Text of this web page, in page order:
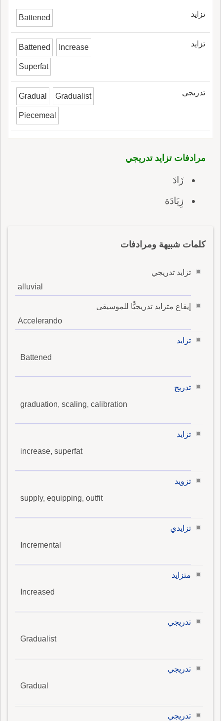
تزايد Battened
تزايد Battened Increase
Superfat
تدريجي Gradual Gradualist
Piecemeal
مرادفات تزايد تدريجي
زَادَ
زِيَادَة
كلمات شبيهة ومرادفات
تزايد تدريجي
alluvial
إيقاع متزايد تدريجيًّا للموسيقى
Accelerando
تزايد
Battened
تدريج
graduation, scaling, calibration
تزايد
increase, superfat
تزويد
supply, equipping, outfit
تزايدي
Incremental
متزايد
Increased
تدريجي
Gradualist
تدريجي
Gradual
تدريجي